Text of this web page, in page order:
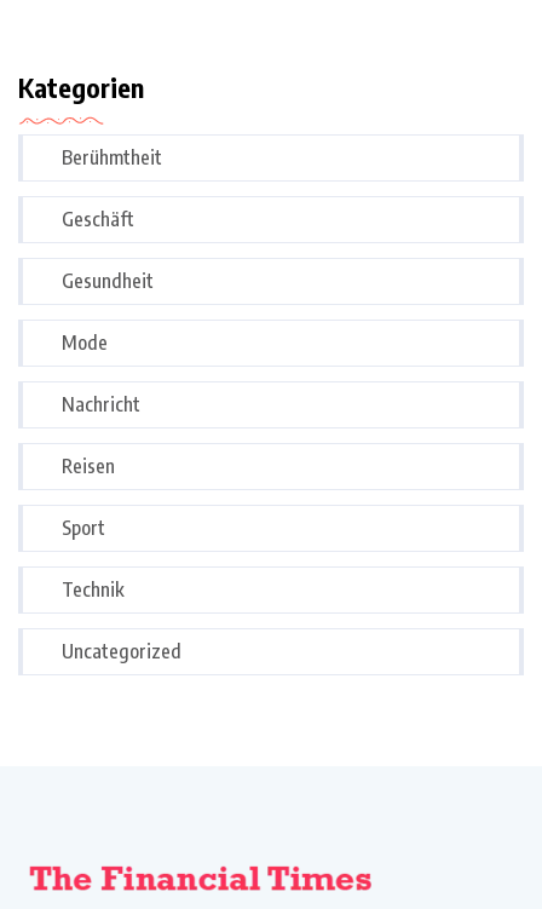
Kategorien
Berühmtheit
Geschäft
Gesundheit
Mode
Nachricht
Reisen
Sport
Technik
Uncategorized